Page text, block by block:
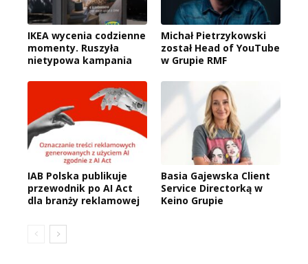
IKEA wycenia codzienne
momenty. Ruszyła
nietypowa kampania
Michał Pietrzykowski
został Head of YouTube
w Grupie RMF
IAB Polska publikuje
przewodnik po AI Act
dla branży reklamowej
Basia Gajewska Client
Service Directorką w
Keino Grupie